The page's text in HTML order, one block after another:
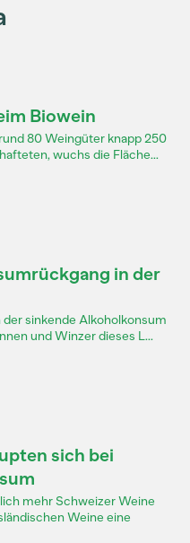
Biowein
80 Weingüter knapp 250
wuchs die Fläche...
in der
sinkende Alkoholkonsum
und Winzer dieses L...
sich bei
mehr Schweizer Weine
Weine eine